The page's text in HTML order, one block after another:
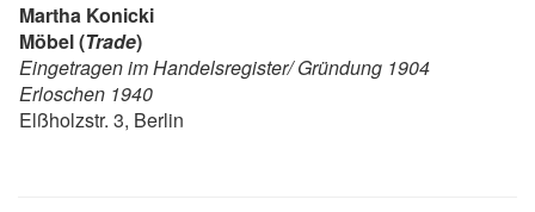
Martha Konicki
Möbel (Trade)
Eingetragen im Handelsregister/ Gründung 1904
Erloschen 1940
Elßholzstr. 3, Berlin